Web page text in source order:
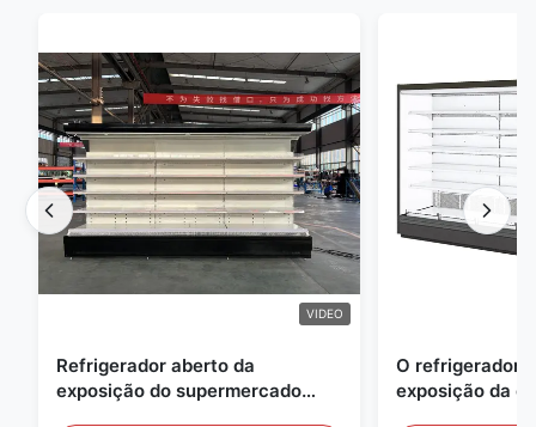
VIDEO
Refrigerador aberto da
exposição do supermercado
O refrigerador
exposição da